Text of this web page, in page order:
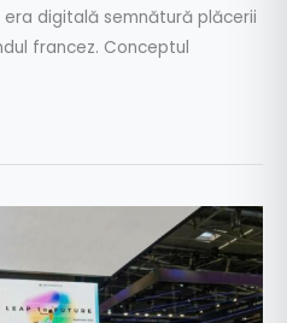
digitală semnătură plăcerii
francez. Conceptul